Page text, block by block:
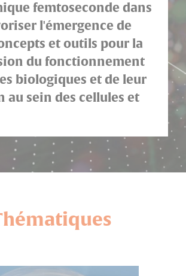
femtoseconde dans
l'émergence de
et outils pour la
du fonctionnement
biologiques et de leur
au sein des cellules et